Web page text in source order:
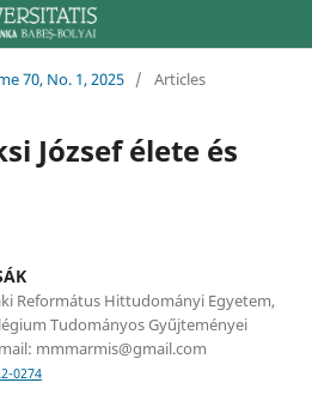
70, No. 1, 2025 / Articles
József élete és
Református Hittudományi Egyetem,
Tudományos Gyűjteményei
mmmarmis@gmail.com
0274